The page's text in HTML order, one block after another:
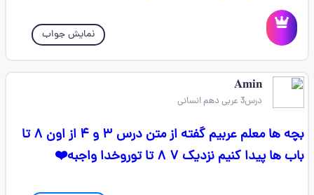
نمایش جواب
𝐀𝐦𝐢𝐧
درس3 عربی دهم انسانی
بچه ها معلم عربیم گفته از متن درس ۳ و ۴ از اون ۸ تا
باب ها پیدا کنیم نزدیک ۷ ۸ تا توروخدا واجبه❤️